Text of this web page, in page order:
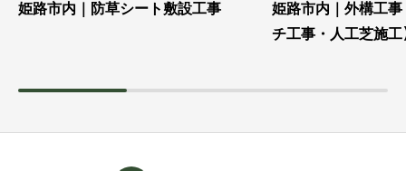
姫路市内｜防草シート敷設工事
姫路市内｜外構工
チ工事・人工芝施工